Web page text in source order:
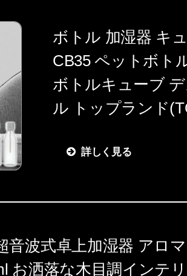
ボトル 加湿器 キ
CB35 ペットボト
ボトルキューブ
ル トップランド
詳しく見る
音波式卓上加湿器 アロ
お洒落な木目調インテリ